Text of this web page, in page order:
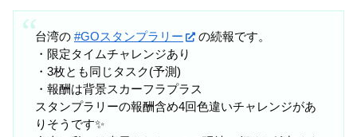
台湾の #GOスタンプラリー
の続報です。
・限定タイムチャレンジあり
・3枚とも同じタスク(予測)
・報酬は背景スカーフラプラス
スタンプラリーの報酬含め4回色違いチャレンジがあ
りそうです✨️